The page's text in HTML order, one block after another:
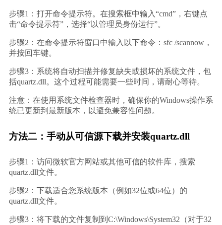
步骤1：打开命令提示符。在搜索框中输入“cmd”，右键点
击“命令提示符”，选择“以管理员身份运行”。
步骤2：在命令提示符窗口中输入以下命令：sfc /scannow，
并按回车键。
步骤3：系统将自动扫描并修复缺失或损坏的系统文件，包
括quartz.dll。这个过程可能需要一些时间，请耐心等待。
注意：在使用系统文件检查器时，确保你的Windows操作系
统已更新到最新版本，以避免兼容性问题。
方法二：手动从可信源下载并安装quartz.dll
步骤1：访问微软官方网站或其他可信的软件库，搜索
quartz.dll文件。
步骤2：下载适合您系统版本（例如32位或64位）的
quartz.dll文件。
步骤3：将下载的文件复制到C:\Windows\System32（对于32